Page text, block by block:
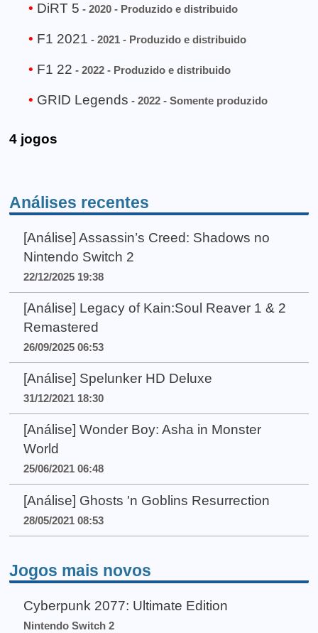
DiRT 5 - 2020 - Produzido e distribuido
F1 2021 - 2021 - Produzido e distribuido
F1 22 - 2022 - Produzido e distribuido
GRID Legends - 2022 - Somente produzido
4 jogos
Análises recentes
[Análise] Assassin’s Creed: Shadows no
Nintendo Switch 2
22/12/2025 19:38
[Análise] Legacy of Kain:Soul Reaver 1 & 2
Remastered
26/09/2025 06:53
[Análise] Spelunker HD Deluxe
31/12/2021 18:30
[Análise] Wonder Boy: Asha in Monster
World
25/06/2021 06:48
[Análise] Ghosts 'n Goblins Resurrection
28/05/2021 08:53
Jogos mais novos
Cyberpunk 2077: Ultimate Edition
Nintendo Switch 2